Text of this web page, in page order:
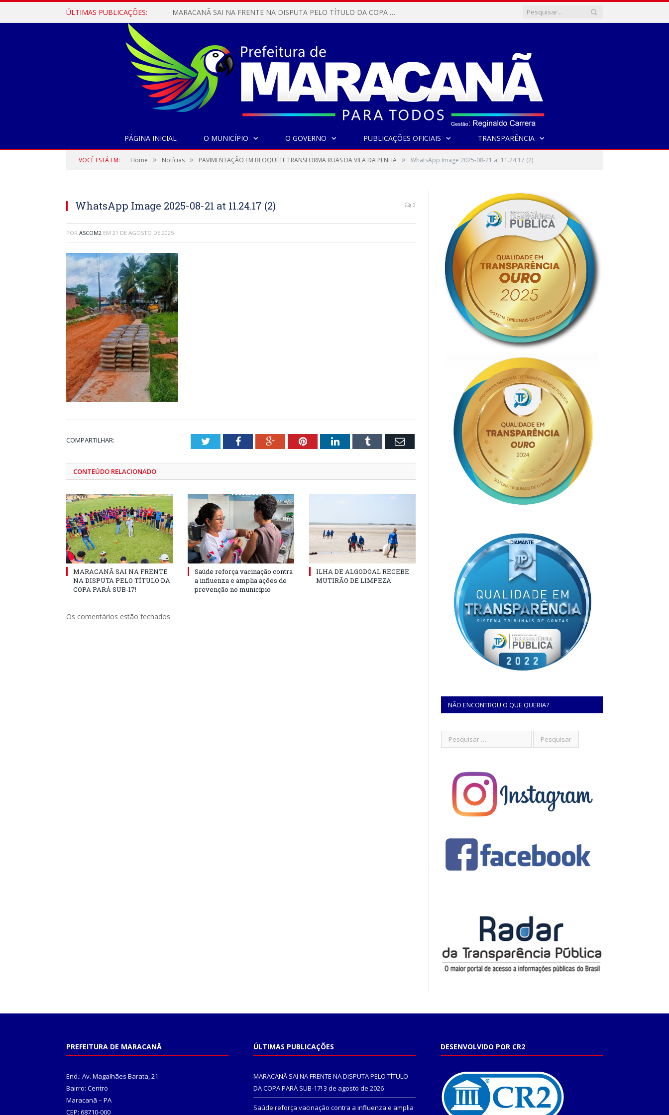
ÚLTIMAS PUBLICAÇÕES: MARACANÃ SAI NA FRENTE NA DISPUTA PELO TÍTULO DA COPA PARÁ SUB-17!
PÁGINA INICIAL O MUNICÍPIO O GOVERNO PUBLICAÇÕES OFICIAIS TRANSPARÊNCIA
VOCÊ ESTÁ EM: Home » Notícias » PAVIMENTAÇÃO EM BLOQUETE TRANSFORMA RUAS DA VILA DA PENHA » WhatsApp Image 2025-08-21 at 11.24.17 (2)
WhatsApp Image 2025-08-21 at 11.24.17 (2) 0
POR ASCOM2 EM 21 DE AGOSTO DE 2025
COMPARTILHAR: TwitterFacebookGoogle+PinterestLinkedInTumblr Email
CONTEÚDO RELACIONADO
MARACANÃ SAI NA FRENTE
NA DISPUTA PELO TÍTULO DA
COPA PARÁ SUB-17!
Saúde reforça vacinação contra
a influenza e amplia ações de
prevenção no município
ILHA DE ALGODOAL RECEBE
MUTIRÃO DE LIMPEZA
Os comentários estão fechados.
NÃO ENCONTROU O QUE QUERIA?
PREFEITURA DE MARACANÃ
End.: Av. Magalhães Barata, 21
Bairro: Centro
Maracanã – PA
CEP: 68710-000
ÚLTIMAS PUBLICAÇÕES
MARACANÃ SAI NA FRENTE NA DISPUTA PELO TÍTULO
DA COPA PARÁ SUB-17! 3 de agosto de 2026
Saúde reforça vacinação contra a influenza e amplia
DESENVOLVIDO POR CR2